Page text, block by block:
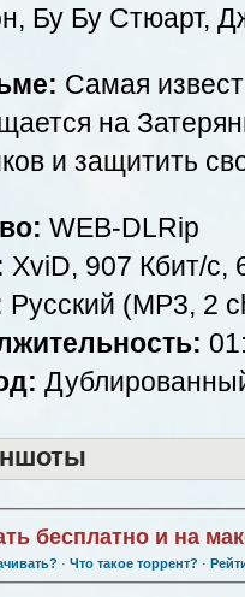
Бу Бу Стюарт,
Самая
на
и защитить
WEB-DLRip
XviD, 907 Кбит/с,
Русский (МР3, 2
бесплатно и на
· Что такое торрент? ·